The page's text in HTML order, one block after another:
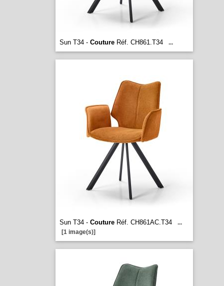
Sun T34 - CoutureRéf. CH861.T34 ...
Sun T34 - CoutureRéf. CH861AC.T34
...
[1 image(s)]